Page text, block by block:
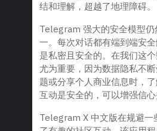
结和理解，超越了地理障碍。
Telegram 强大的安全模型仍
一。每次对话都有端到端安
是私密且安全的。在我们这
尤为重要，因为数据隐私不
题或分享个人商业信息时，
互动是安全的，可以增强信心
Telegram X 中文版在规避一